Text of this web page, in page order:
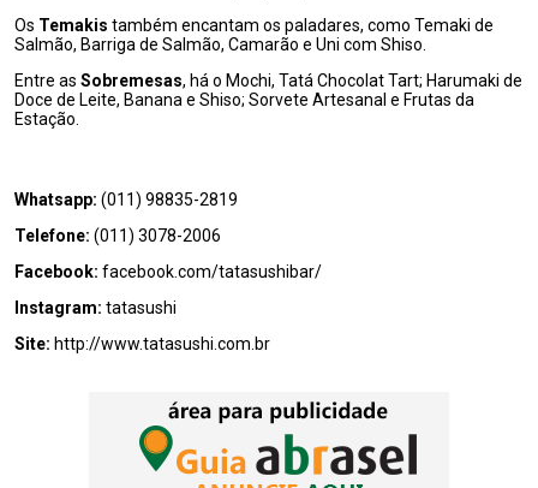
Os Temakis também encantam os paladares, como Temaki de
Salmão, Barriga de Salmão, Camarão e Uni com Shiso.
Entre as Sobremesas, há o Mochi, Tatá Chocolat Tart; Harumaki de
Doce de Leite, Banana e Shiso; Sorvete Artesanal e Frutas da
Estação.
Whatsapp: (011) 98835-2819
Telefone: (011) 3078-2006
Facebook: facebook.com/tatasushibar/
Instagram: tatasushi
Site: http://www.tatasushi.com.br